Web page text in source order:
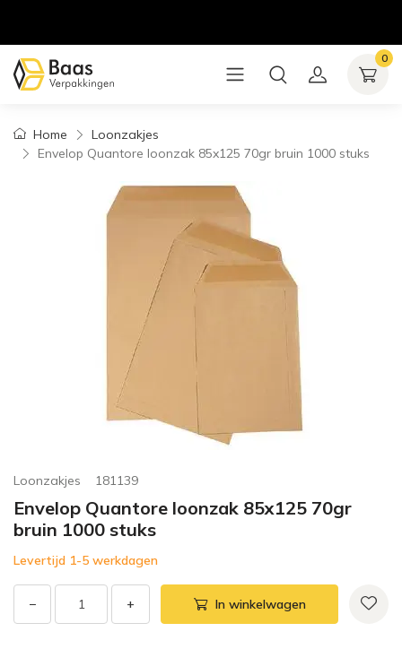
0
Home
Loonzakjes
Envelop Quantore loonzak 85x125 70gr bruin 1000 stuks
Loonzakjes 181139
Envelop Quantore loonzak 85x125 70gr
bruin 1000 stuks
Levertijd 1-5 werkdagen
− + In winkelwagen